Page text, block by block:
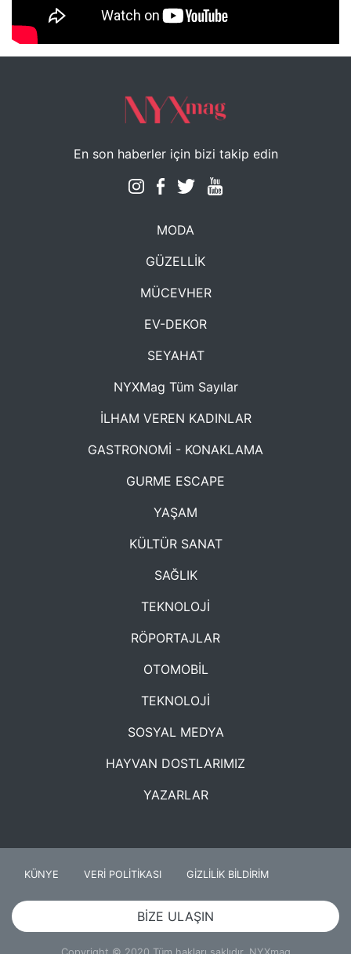
NYXmag 2. Yaş Kutlama Etkinliği
En son haberler için bizi takip edin
MODA
GÜZELLİK
MÜCEVHER
EV-DEKOR
SEYAHAT
NYXMag Tüm Sayılar
İLHAM VEREN KADINLAR
GASTRONOMİ - KONAKLAMA
GURME ESCAPE
YAŞAM
KÜLTÜR SANAT
SAĞLIK
TEKNOLOJİ
RÖPORTAJLAR
OTOMOBİL
TEKNOLOJİ
SOSYAL MEDYA
HAYVAN DOSTLARIMIZ
YAZARLAR
KÜNYE VERİ POLİTİKASI GİZLİLİK BİLDİRİM
BİZE ULAŞIN